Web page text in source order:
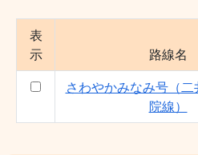
表
示
路線名
さわやかみなみ号（
院線）